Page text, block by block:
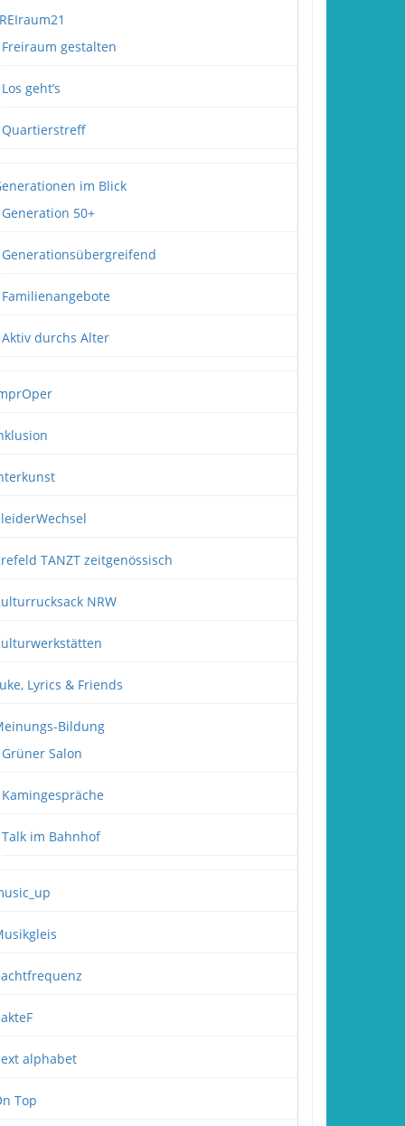
Freiraum gestalten
Los geht’s
Quartierstreff
im Blick
Generation 50+
Generationsübergreifend
Familienangebote
Aktiv durchs Alter
TANZT zeitgenössisch
NRW
Lyrics & Friends
Bildung
Grüner Salon
Kamingespräche
Talk im Bahnhof
alphabet
Top